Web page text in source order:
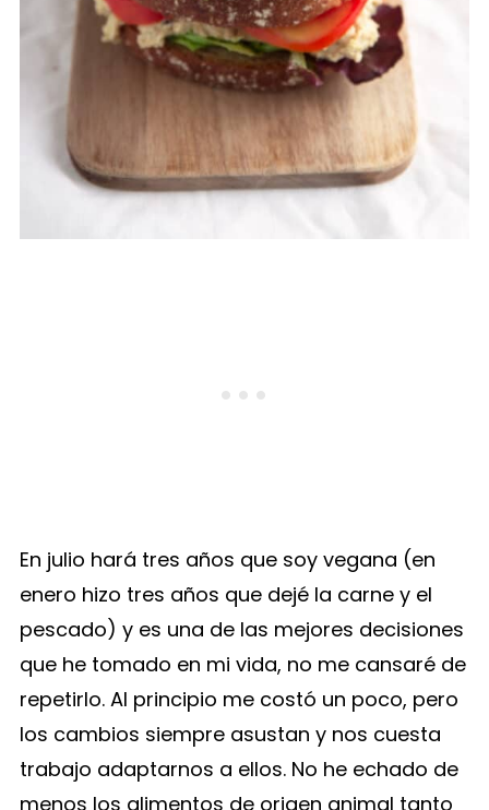
En julio hará tres años que soy vegana (en
enero hizo tres años que dejé la carne y el
pescado) y es una de las mejores decisiones
que he tomado en mi vida, no me cansaré de
repetirlo. Al principio me costó un poco, pero
los cambios siempre asustan y nos cuesta
trabajo adaptarnos a ellos. No he echado de
menos los alimentos de origen animal tanto